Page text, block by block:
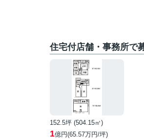
住宅付店舗・事務所で
152.5坪 (504.15㎡)
1億円(65.57万円/坪)